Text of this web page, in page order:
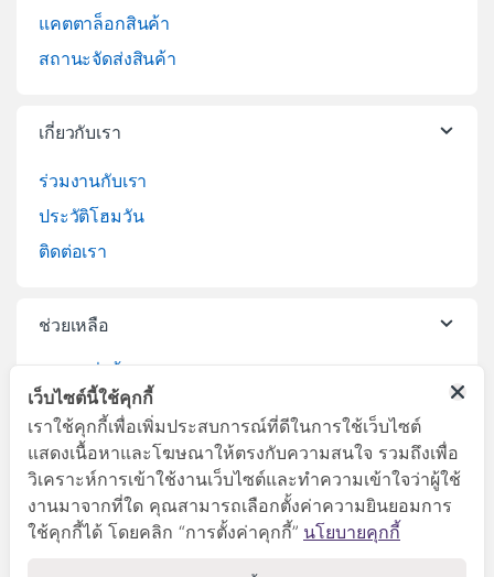
แคตตาล็อกสินค้า
สถานะจัดส่งสินค้า
เกี่ยวกับเรา
ร่วมงานกับเรา
ประวัติโฮมวัน
ติดต่อเรา
ช่วยเหลือ
บริการจัดส่งสินค้า
เปลี่ยนคืนสินค้า
เว็บไซต์นี้ใช้คุกกี้
เราใช้คุกกี้เพื่อเพิ่มประสบการณ์ที่ดีในการใช้เว็บไซต์
แสดงเนื้อหาและโฆษณาให้ตรงกับความสนใจ รวมถึงเพื่อ
วิเคราะห์การเข้าใช้งานเว็บไซต์และทำความเข้าใจว่าผู้ใช้
งานมาจากที่ใด คุณสามารถเลือกตั้งค่าความยินยอมการ
ใช้คุกกี้ได้ โดยคลิก “การตั้งค่าคุกกี้” นโยบายคุกกี้